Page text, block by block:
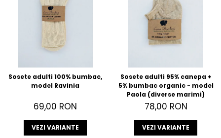
Sosete adulti 100% bumbac,
model Ravinia
69,00 RON
VEZI VARIANTE
Sosete adulti 95% canepa +
5% bumbac organic - model
Paola (diverse marimi)
78,00 RON
VEZI VARIANTE